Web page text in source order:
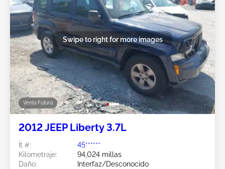
Venta Futura
Swipe to right for more images
2012 JEEP Liberty 3.7L
Ít #:
45******
Kilometraje:
94,024 millas
Daño:
Interfaz/Desconocido